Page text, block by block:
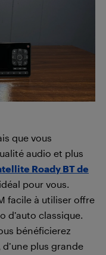
que vous
audio et plus
Roady BT de
pour vous.
facile à utiliser offre
d’auto classique.
bénéficierez
plus grande